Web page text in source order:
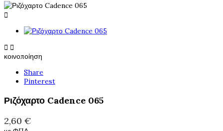

 
κοινοποίηση
Share
Pinterest
Ριζόχαρτο Cadence 065
2,60 €